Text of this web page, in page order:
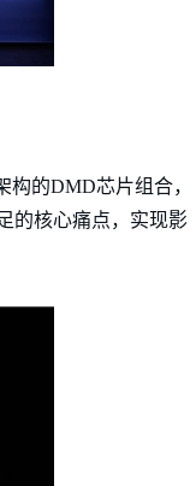
构的DMD芯片组合，
的核心痛点，实现影